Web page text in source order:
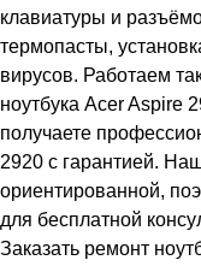
клавиатуры и
термопасты,
вирусов. Работаем
ноутбука Acer Aspire
получаете
2920 с гарантией.
ориентированной,
для бесплатной
Заказать ремонт